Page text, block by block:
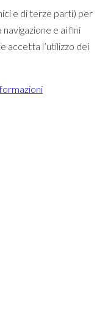
e di terze parti) per
e ai fini
accetta l’utilizzo dei